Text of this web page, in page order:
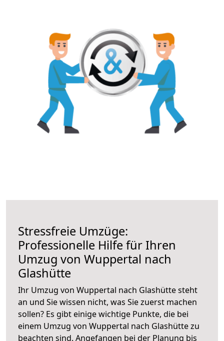
Stressfreie Umzüge:
Professionelle Hilfe für Ihren
Umzug von Wuppertal nach
Glashütte
Ihr Umzug von Wuppertal nach Glashütte steht
an und Sie wissen nicht, was Sie zuerst machen
sollen? Es gibt einige wichtige Punkte, die bei
einem Umzug von Wuppertal nach Glashütte zu
beachten sind. Angefangen bei der Planung bis